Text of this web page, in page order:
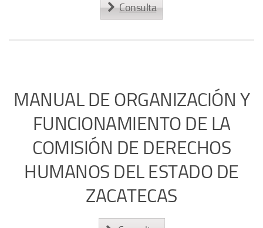
Consulta
MANUAL DE ORGANIZACIÓN Y
FUNCIONAMIENTO DE LA
COMISIÓN DE DERECHOS
HUMANOS DEL ESTADO DE
ZACATECAS